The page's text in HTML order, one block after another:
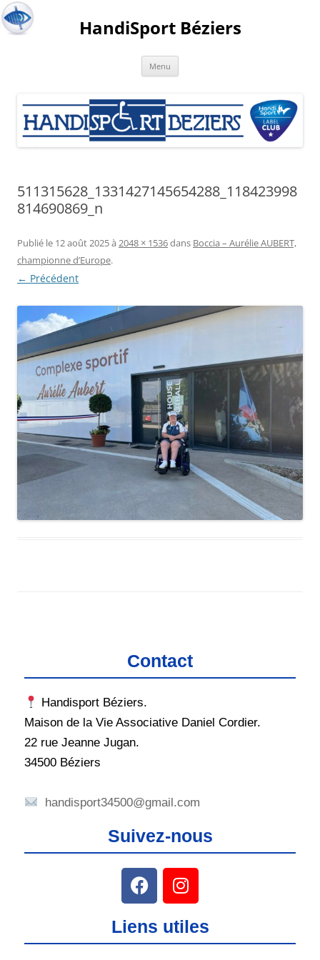
HandiSport Béziers
Menu
511315628_1331427145654288_118423998
814690869_n
Publié le 12 août 2025à 2048 × 1536dans Boccia – Aurélie AUBERT,
championne d’Europe.
← Précédent
Contact
Handisport Béziers.
Maison de la Vie Associative Daniel Cordier.
22 rue Jeanne Jugan.
34500 Béziers
handisport34500@gmail.com
Suivez-nous
Liens utiles